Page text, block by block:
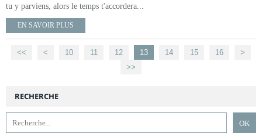
tu y parviens, alors le temps t'accordera...
EN SAVOIR PLUS
<< < 10 11 12 13 14 15 16
>
>>
RECHERCHE